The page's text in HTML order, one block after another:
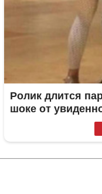
Ролик длится
шоке от